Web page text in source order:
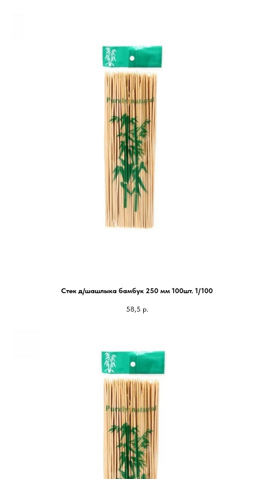
Стек д/шашлыка бамбук 250 мм 100шт. 1/100
58,5 р.